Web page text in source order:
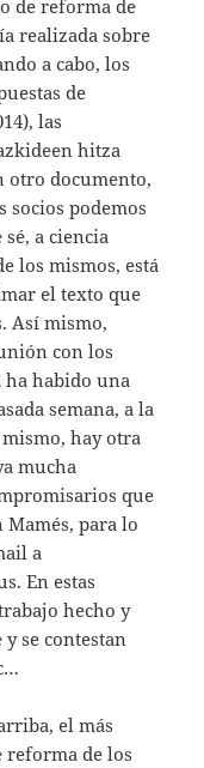
de reforma de
realizada sobre
a cabo, los
de
las
hitza
otro documento,
socios podemos
a ciencia
los mismos, está
el texto que
Así mismo,
con los
ha habido una
semana, a la
hay otra
mucha
que
Mamés, para lo
a
En estas
hecho y
se contestan
el más
reforma de los